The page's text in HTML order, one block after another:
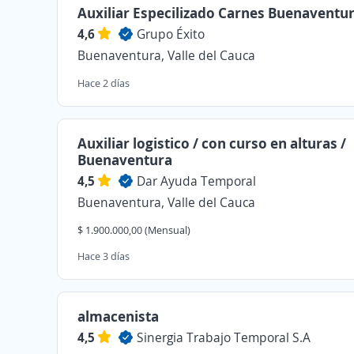
Auxiliar Especilizado Carnes
4,6
Grupo Éxito
Buenaventura, Valle del Cauca
Hace 2 días
Auxiliar logistico / con curso en alturas /
Buenaventura
4,5
Dar Ayuda Temporal
Buenaventura, Valle del Cauca
$ 1.900.000,00 (Mensual)
Hace 3 días
almacenista
4,5
Sinergia Trabajo Temporal S.A